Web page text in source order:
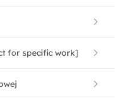
for specific work]